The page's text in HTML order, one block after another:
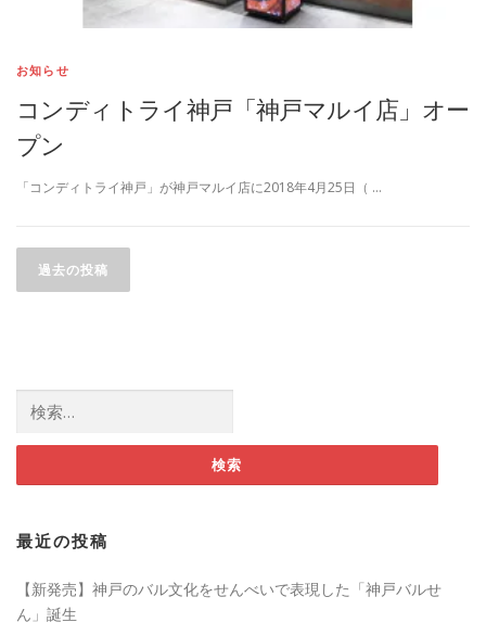
お知らせ
コンディトライ神戸「神戸マルイ店」オー
プン
「コンディトライ神戸」が神戸マルイ店に2018年4月25日（ …
投稿ナビゲーション
過去の投稿
最近の投稿
【新発売】神戸のバル文化をせんべいで表現した「神戸バルせ
ん」誕生